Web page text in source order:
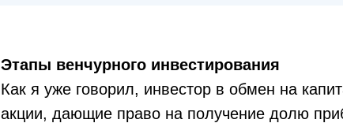
Этапы венчурного инвестирования
Как я уже говорил, инвестор в обмен на
акции, дающие право на получение долю